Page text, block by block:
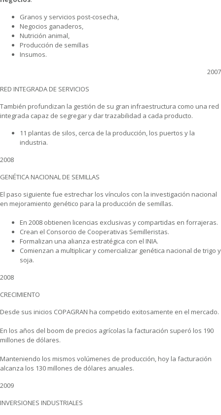
Granos y servicios post-cosecha,
Negocios ganaderos,
Nutrición animal,
Producción de semillas
Insumos.
2007
RED INTEGRADA DE SERVICIOS
También profundizan la gestión de su gran infraestructura como una red
integrada capaz de segregar y dar trazabilidad a cada producto.
11 plantas de silos, cerca de la producción, los puertos y la
industria.
2008
GENÉTICA NACIONAL DE SEMILLAS
El paso siguiente fue estrechar los vínculos con la investigación nacional
en mejoramiento genético para la producción de semillas.
En 2008 obtienen licencias exclusivas y compartidas en forrajeras.
Crean el Consorcio de Cooperativas Semilleristas.
Formalizan una alianza estratégica con el INIA.
Comienzan a multiplicar y comercializar genética nacional de trigo y
soja.
2008
CRECIMIENTO
Desde sus inicios COPAGRAN ha competido exitosamente en el mercado.
En los años del boom de precios agrícolas la facturación superó los 190
millones de dólares.
Manteniendo los mismos volúmenes de producción, hoy la facturación
alcanza los 130 millones de dólares anuales.
2009
INVERSIONES INDUSTRIALES